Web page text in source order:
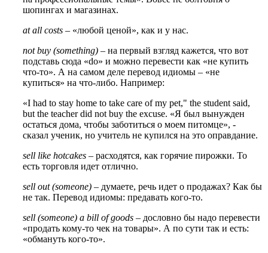
шопингах и магазинах.
at all costs – «любой ценой», как и у нас.
not buy (something) – на первый взгляд кажется, что вот
подставь сюда «do» и можно перевести как «не купить
что-то». А на самом деле перевод идиомы – «не
купиться» на что-либо. Например:
«I had to stay home to take care of my pet," the student said,
but the teacher did not buy the excuse. «Я был вынужден
остаться дома, чтобы заботиться о моем питомце», -
сказал ученик, но учитель не купился на это оправдание.
sell like hotcakes – расходятся, как горячие пирожки. То
есть торговля идет отлично.
sell out (someone) – думаете, речь идет о продажах? Как бы
не так. Перевод идиомы: предавать кого-то.
sell (someone) a bill of goods – дословно бы надо перевести
«продать кому-то чек на товары». А по сути так и есть:
«обмануть кого-то».